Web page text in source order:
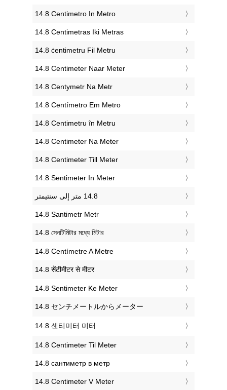
‎14.8 Centimetro In Metro
‎14.8 Centimetras Iki Metras
‎14.8 ċentimetru Fil Metru
‎14.8 Centimeter Naar Meter
‎14.8 Centymetr Na Metr
‎14.8 Centímetro Em Metro
‎14.8 Centimetru în Metru
‎14.8 Centimeter Na Meter
‎14.8 Centimeter Till Meter
‎14.8 Sentimeter In Meter
‎14.8 Santimetr Metr
‎14.8 সেনটিমিটার মধ্যে মিটার
‎14.8 Centímetre A Metre
‎14.8 सेंटीमीटर से मीटर
‎14.8 Sentimeter Ke Meter
‎14.8 センチメートルからメーター
‎14.8 센티미터 미터
‎14.8 Centimeter Til Meter
‎14.8 сантиметр в метр
‎14.8 Centimeter V Meter